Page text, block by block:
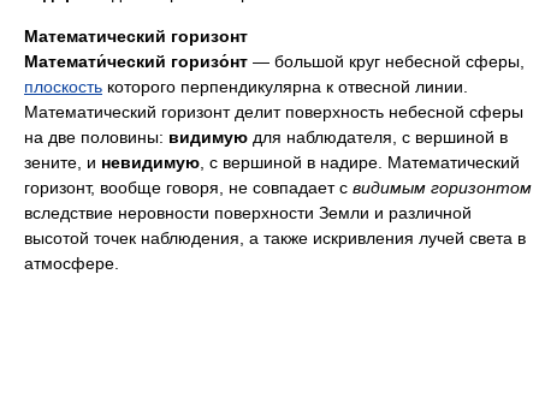
Математический горизонт
Математи́ческий горизо́нт — большой круг небесной сферы,
плоскость которого перпендикулярна к отвесной линии.
Математический горизонт делит поверхность небесной сферы
на две половины: видимую для наблюдателя, с вершиной в
зените, и невидимую , с вершиной в надире. Математический
горизонт, вообще говоря, не совпадает с видимым горизонтом
вследствие неровности поверхности Земли и различной
высотой точек наблюдения, а также искривления лучей света в
атмосфере.